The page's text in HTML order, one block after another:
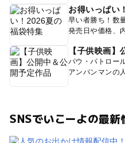
お得いっぱい
早い者勝ち！数
発売日や価格、
【子供映画
パウ・パトロー
アンパンマンの
SNSでいこーよの最新